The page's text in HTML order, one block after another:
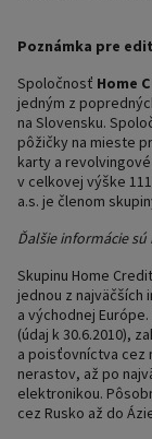
Poznámka pre
Spoločnosť Home
jedným z
na Slovensku.
pôžičky na mieste
karty a
v celkovej výške
a.s. je členom
Ďalšie informácie sú
Skupinu Home
jednou z najväčších
a východnej
(údaj k 30.6.2010),
a poisťovníctva cez
nerastov, až po
elektronikou.
cez Rusko až do